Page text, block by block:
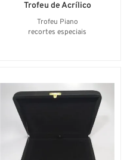
Trofeu Piano
recortes especiais
Trofeu de Acrílico